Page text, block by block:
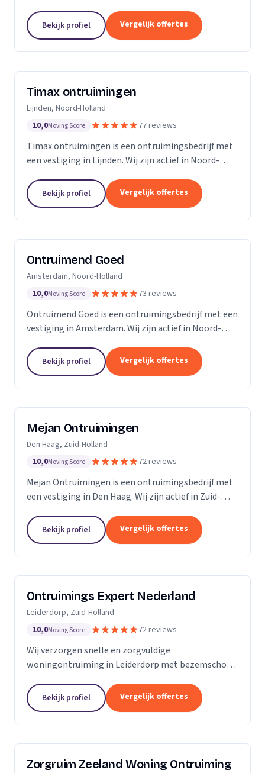
Bekijk profiel Vergelijk offertes
Timax ontruimingen
Lijnden, Noord-Holland
10,0Moving Score 77 reviews
Timax ontruimingen is een ontruimingsbedrijf met
een vestiging in Lijnden. Wij zijn actief in Noord-
een 5.Bekijk profiel Vergelijk offertes
Ontruimend Goed
Amsterdam, Noord-Holland
10,0Moving Score 73 reviews
Ontruimend Goed is een ontruimingsbedrijf met een
vestiging in Amsterdam. Wij zijn actief in Noord-
een 5.Bekijk profiel Vergelijk offertes
Mejan Ontruimingen
Den Haag, Zuid-Holland
10,0Moving Score 72 reviews
Mejan Ontruimingen is een ontruimingsbedrijf met
een vestiging in Den Haag. Wij zijn actief in Zuid-
een 5.Bekijk profiel Vergelijk offertes
Ontruimings Expert Nederland
Leiderdorp, Zuid-Holland
10,0Moving Score 72 reviews
Wij verzorgen snelle en zorgvuldige
woningontruiming in Leiderdorp met bezemschone
Bekijk profiel Vergelijk offertes
Zorgruim Zeeland Woning Ontruiming